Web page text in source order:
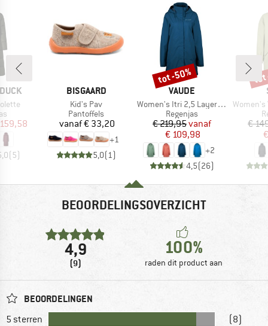
prijs
(5)
MERK
BISGAARD
Artikel
Kid's Pav
Productgroep
Pantoffels
Prijs
vanaf€ 33,20
+1
5,0(1)
MERK
VAUDE
Artikel
Women's Itri 2,5 Layer Coat
Productgroep
Regenjas
Prijs
€ 219,95Verlaagde prijs
vanaf
€ 109,98
+2
4,5(26)
Korting
tot -50%
Artikel
Women's
€
BEOORDELINGSOVERZICHT
4,9
(9)
100%
raden dit product aan
BEOORDELINGEN
5 sterren
(8)